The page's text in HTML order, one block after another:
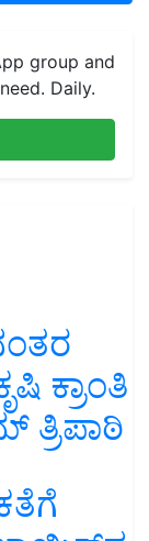
group and
Daily.
ಕ್ರಾಂತಿ
ತ್ರಿಪಾಠಿ